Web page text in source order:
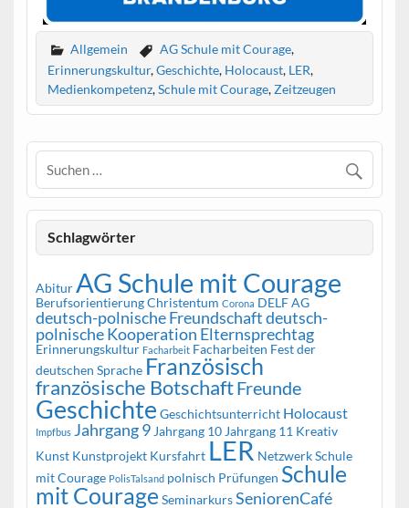
Allgemein AG Schule mit Courage,
Erinnerungskultur,Geschichte, Holocaust, LER,
Medienkompetenz,Schule mit Courage,Zeitzeugen
Schlagwörter
Abitur AG Schule mit Courage
BerufsorientierungChristentum Corona DELF AG
deutsch-polnische Freundschaftdeutsch-
polnische Kooperation Elternsprechtag
Erinnerungskultur Facharbeit Facharbeiten Fest der
deutschen Sprache Französisch
französische BotschaftFreunde
Geschichte Geschichtsunterricht Holocaust
Impfbus Jahrgang 9 Jahrgang 10 Jahrgang 11 Kreativ
Kunst Kunstprojekt Kursfahrt LER Netzwerk Schule
mit Courage PolisTalsand polnisch Prüfungen Schule
mit Courage SeminarkursSeniorenCafé